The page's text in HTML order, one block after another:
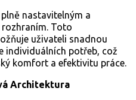
nastavitelným a
Toto
uživateli snadnou
individuálních potřeb, což
komfort a efektivitu práce.
Architektura